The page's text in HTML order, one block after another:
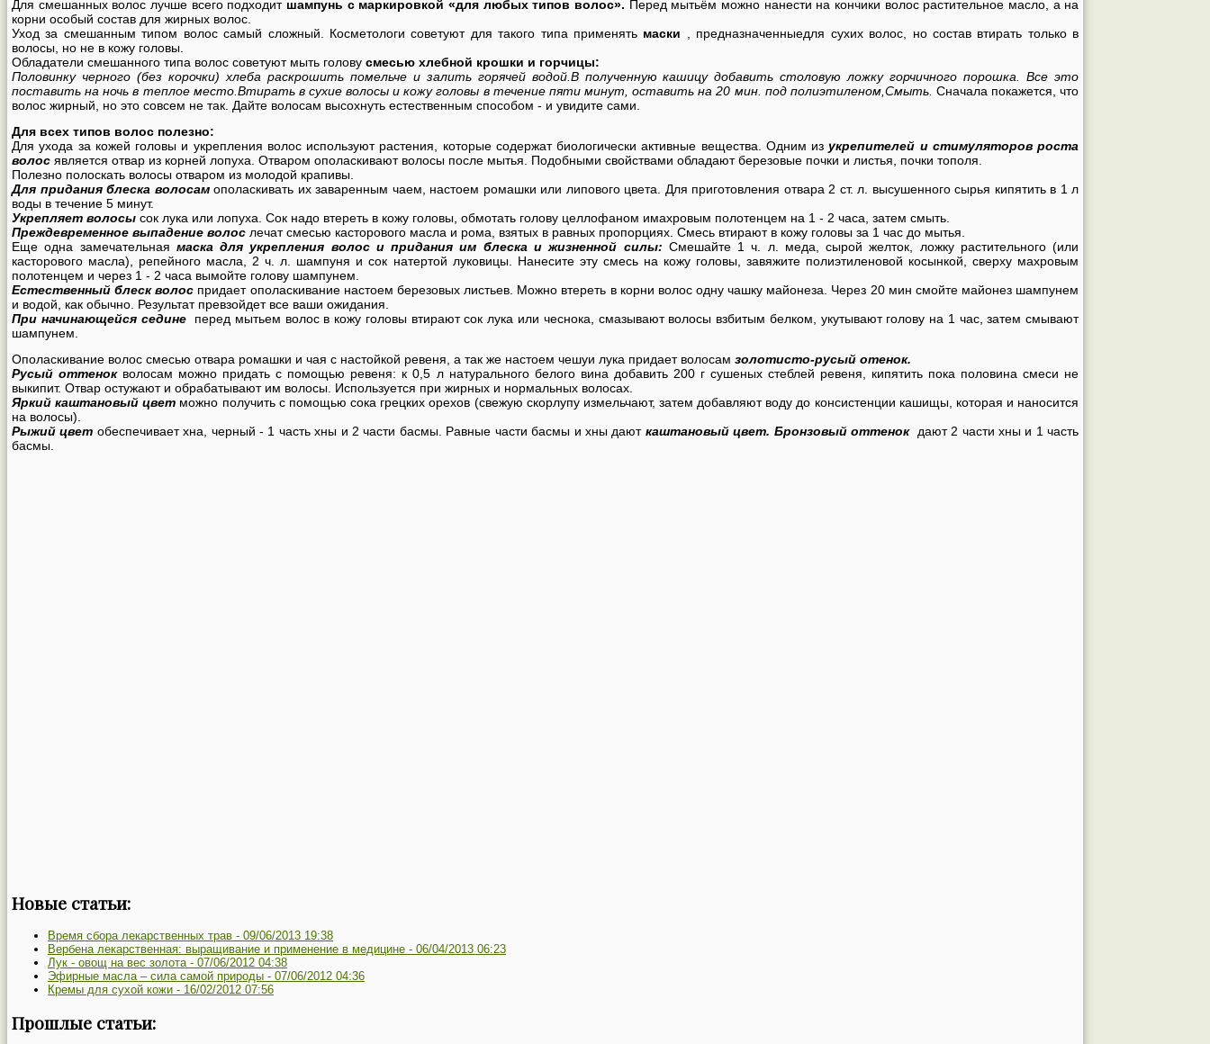
Для смешанных волос лучше всего подходит шампунь с маркировкой «для любых типов волос». Перед мытьём можно нанести на кончики волос растительное масло, а на
корни особый состав для жирных волос.
Уход за смешанным типом волос самый сложный. Косметологи советуют для такого типа применять маски , предназначенныедля сухих волос, но состав втирать только в
волосы, но не в кожу головы.
Обладатели смешанного типа волос советуют мыть голову смесью хлебной крошки и горчицы:
Половинку черного (без корочки) хлеба раскрошить помельче и залить горячей водой.В полученную кашицу добавить столовую ложку горчичного порошка. Все это
поставить на ночь в теплое место.Втирать в сухие волосы и кожу головы в течение пяти минут, оставить на 20 мин. под полиэтиленом,Смыть. Сначала покажется, что
волос жирный, но это совсем не так. Дайте волосам высохнуть естественным способом - и увидите сами.
Для всех типов волос полезно:
Для ухода за кожей головы и укрепления волос используют растения, которые содержат биологически активные вещества. Одним из укрепителей и стимуляторов роста
волос является отвар из корней лопуха. Отваром ополаскивают волосы после мытья. Подобными свойствами обладают березовые почки и листья, почки тополя.
Полезно полоскать волосы отваром из молодой крапивы.
Для придания блеска волосамополаскивать их заваренным чаем, настоем ромашки или липового цвета. Для приготовления отвара 2 ст. л. высушенного сырья кипятить в 1 л
воды в течение 5 минут.
Укрепляет волосы сок лука или лопуха. Сок надо втереть в кожу головы, обмотать голову целлофаном имахровым полотенцем на 1 - 2 часа, затем смыть.
Преждевременное выпадение волос лечат смесью касторового масла и рома, взятых в равных пропорциях. Смесь втирают в кожу головы за 1 час до мытья.
Еще одна замечательная маска для укрепления волос и придания им блеска и жизненной силы: Смешайте 1 ч. л. меда, сырой желток, ложку растительного (или
касторового масла), репейного масла, 2 ч. л. шампуня и сок натертой луковицы. Нанесите эту смесь на кожу головы, завяжите полиэтиленовой косынкой, сверху махровым
полотенцем и через 1 - 2 часа вымойте голову шампунем.
Естественный блеск волос придает ополаскивание настоем березовых листьев. Можно втереть в корни волос одну чашку майонеза. Через 20 мин смойте майонез шампунем
и водой, как обычно. Результат превзойдет все ваши ожидания.
При начинающейся сединеперед мытьем волос в кожу головы втирают сок лука или чеснока, смазывают волосы взбитым белком, укутывают голову на 1 час, затем смывают
шампунем.
Ополаскивание волос смесью отвара ромашки и чая с настойкой ревеня, а так же настоем чешуи лука придает волосам золотисто-русый отенок.
Русый оттенокволосам можно придать с помощью ревеня: к 0,5 л натурального белого вина добавить 200 г сушеных стеблей ревеня, кипятить пока половина смеси не
выкипит. Отвар остужают и обрабатывают им волосы. Используется при жирных и нормальных волосах.
Яркий каштановый цвет можно получить с помощью сока грецких орехов (свежую скорлупу измельчают, затем добавляют воду до консистенции кашищы, которая и наносится
на волосы).
Рыжий цвет обеспечивает хна, черный - 1 часть хны и 2 части басмы. Равные части басмы и хны дают каштановый цвет. Бронзовый оттенокдают 2 части хны и 1 часть
басмы.
Новые статьи:
Время сбора лекарственных трав - 09/06/2013 19:38
Вербена лекарственная: выращивание и применение в медицине - 06/04/2013 06:23
Лук - овощ на вес золота - 07/06/2012 04:38
Эфирные масла – сила самой природы - 07/06/2012 04:36
Кремы для сухой кожи - 16/02/2012 07:56
Прошлые статьи: